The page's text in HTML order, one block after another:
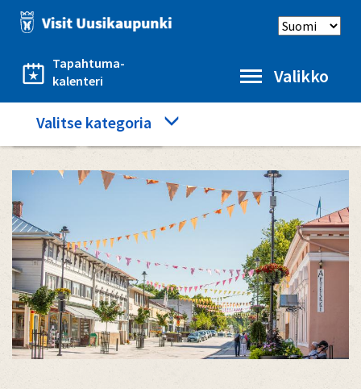
Hyppää
pääsisältöön
Tapahtuma-
kalenteri
Select
Valikko
Category
menu
Valitse kategoria
Etusivu Ostokset